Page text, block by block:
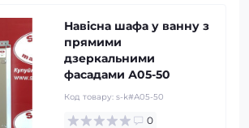
Навісна шафа у ванну з
прямими
дзеркальними
фасадами А05-50
Код товару: s-k#А05-50
0